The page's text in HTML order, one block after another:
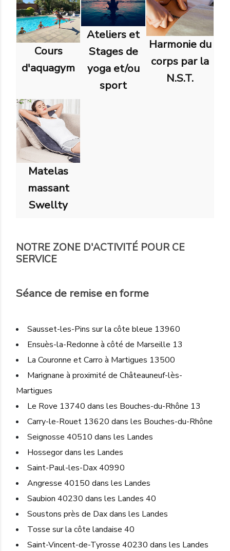
Cours
d'aquagym
Ateliers et
Stages de
yoga et/ou
sport
Harmonie du
corps par la
N.S.T.
Matelas
massant
Swellty
NOTRE ZONE D'ACTIVITÉ POUR CE
SERVICE
Séance de remise en forme
Sausset-les-Pins sur la côte bleue 13960
Ensuès-la-Redonne à côté de Marseille 13
La Couronne et Carro à Martigues 13500
Marignane à proximité de Châteauneuf-lès-
Martigues
Le Rove 13740 dans les Bouches-du-Rhône 13
Carry-le-Rouet 13620 dans les Bouches-du-Rhône
Seignosse 40510 dans les Landes
Hossegor dans les Landes
Saint-Paul-les-Dax 40990
Angresse 40150 dans les Landes
Saubion 40230 dans les Landes 40
Soustons près de Dax dans les Landes
Tosse sur la côte landaise 40
Saint-Vincent-de-Tyrosse 40230 dans les Landes